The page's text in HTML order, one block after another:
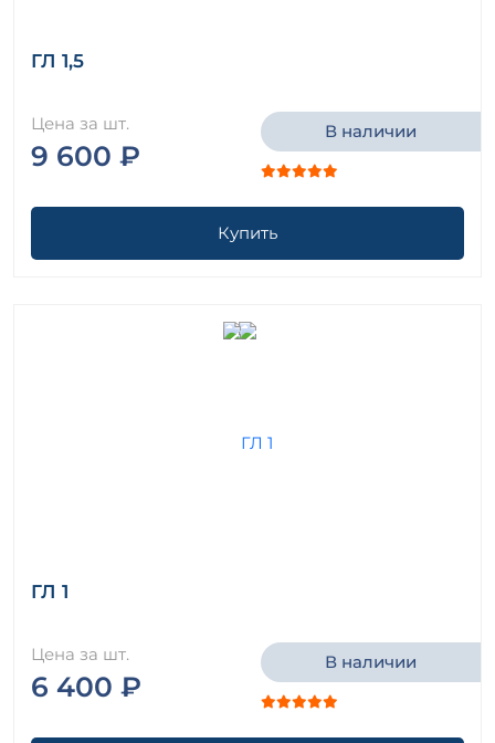
ГЛ 1,5
Цена за шт.
9 600 ₽
В наличии
Купить
ГЛ 1
Цена за шт.
6 400 ₽
В наличии